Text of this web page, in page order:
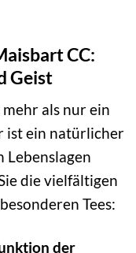
CC:
Geist
als nur ein
ist ein natürlicher
Lebenslagen
die vielfältigen
Tees:
der